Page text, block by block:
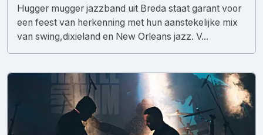
Hugger mugger jazzband uit Breda staat garant voor
een feest van herkenning met hun aanstekelijke mix
van swing,dixieland en New Orleans jazz. V...